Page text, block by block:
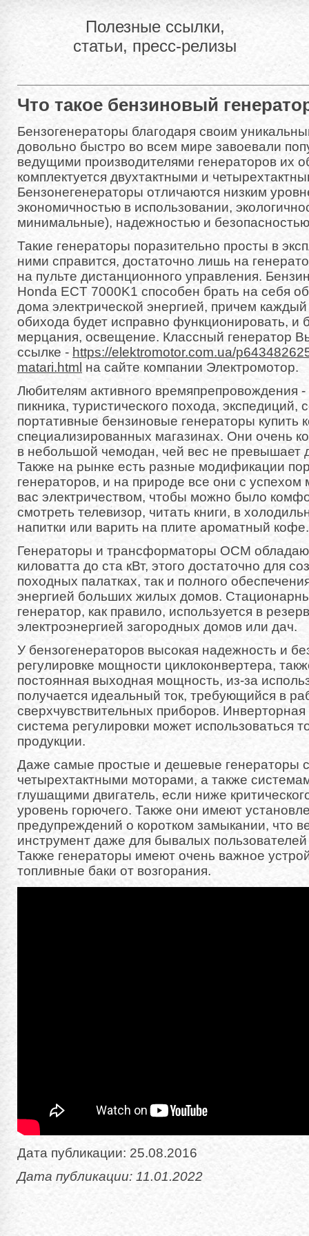
Полезные ссылки,
статьи, пресс-релизы
Что такое бензиновый
Бензогенераторы благодаря своим
довольно быстро во всем мире завоевали
ведущими производителями генераторов их
комплектуется двухтактными и
Бензонегенераторы отличаются низким
экономичностью в использовании,
минимальные), надежностью и
Такие генераторы поразительно просты в
ними справится, достаточно лишь на
на пульте дистанционного управления.
Honda ECT 7000K1 способен брать на себя
дома электрической энергией, причем
обихода будет исправно функционировать, и
мерцания, освещение. Классный генератор
ссылке - https://elektromotor.com.ua/
matari.html на сайте компании Электромотор.
Любителям активного времяпрепровождения
пикника, туристического похода, экспедиций,
портативные бензиновые генераторы купить
специализированных магазинах. Они очень
в небольшой чемодан, чей вес не превышает
Также на рынке есть разные модификации
генераторов, и на природе все они с успехом
вас электричеством, чтобы можно было
смотреть телевизор, читать книги, в
напитки или варить на плите ароматный кофе.
Генераторы и трансформаторы ОСМ
киловатта до ста кВт, этого достаточно для
походных палатках, так и полного
энергией больших жилых домов.
генератор, как правило, используется в
электроэнергией загородных домов или дач.
У бензогенераторов высокая надежность и
регулировке мощности циклоконвертера,
постоянная выходная мощность, из-за
получается идеальный ток, требующийся в
сверхчувствительных приборов.
система регулировки может использоваться
продукции.
Даже самые простые и дешевые генераторы
четырехтактными моторами, а также
глушащими двигатель, если ниже
уровень горючего. Также они имеют
предупреждений о коротком замыкании, что
инструмент даже для бывалых пользователей
Также генераторы имеют очень важное
топливные баки от возгорания.
Дата публикации: 25.08.2016
Дата публикации: 11.01.2022